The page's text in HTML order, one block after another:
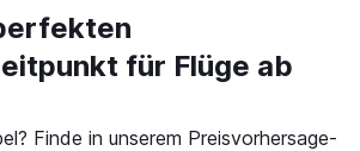
für Flüge ab
Finde in unserem Preisvorhersage-